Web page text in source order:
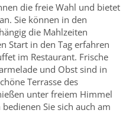
die freie Wahl und bietet
Sie können in den
die Mahlzeiten
Start in den Tag erfahren
im Restaurant. Frische
und Obst sind in
Terrasse des
unter freiem Himmel
Sie sich auch am